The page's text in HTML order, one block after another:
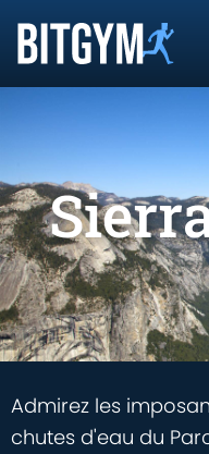
Admirez les
chutes d'eau du